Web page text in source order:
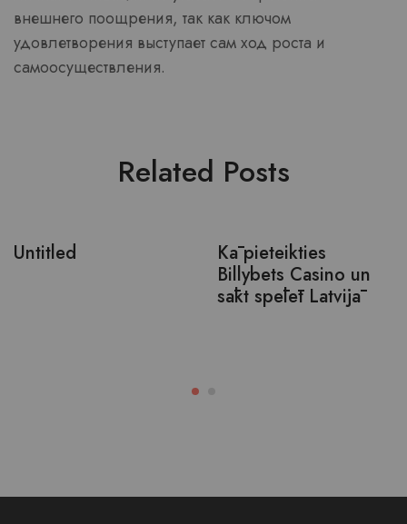
внешнего поощрения, так как ключом
удовлетворения выступает сам ход роста и
самоосуществления.
Related Posts
Untitled
Kā pieteikties
Billybets Casino un
sākt spēlēt Latvijā